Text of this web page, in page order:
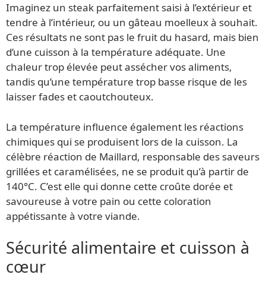
Imaginez un steak parfaitement saisi à l’extérieur et
tendre à l’intérieur, ou un gâteau moelleux à souhait.
Ces résultats ne sont pas le fruit du hasard, mais bien
d’une cuisson à la température adéquate. Une
chaleur trop élevée peut assécher vos aliments,
tandis qu’une température trop basse risque de les
laisser fades et caoutchouteux.
La température influence également les réactions
chimiques qui se produisent lors de la cuisson. La
célèbre réaction de Maillard, responsable des saveurs
grillées et caramélisées, ne se produit qu’à partir de
140°C. C’est elle qui donne cette croûte dorée et
savoureuse à votre pain ou cette coloration
appétissante à votre viande.
Sécurité alimentaire et cuisson à
cœur